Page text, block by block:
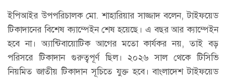
ইপিআইর উপপরিচালক মো. শাহারিয়ার সাজ্জাদ বলেন, টাইফয়েড
টিকাদানের বিশেষ ক্যাম্পেইন শেষ হয়েছে। এ বছর আর ক্যাম্পেইন
হবে না। অ্যান্টিবায়োটিক আগের মতো কার্যকর নয়, তাই বড়
পরিসরে টিকাদান গুরুত্বপূর্ণ ছিল। ২০২৬ সাল থেকে টিসিভি
নিয়মিত জাতীয় টিকাদান সূচিতে যুক্ত হবে। বাংলাদেশ টাইফয়েড